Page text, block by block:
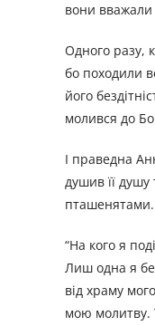
вони вважали
Одного разу,
бо походили
його
молився до
І праведна
душив її душу
пташенятами.
“На кого я
Лиш одна я
від храму
мою молитву.